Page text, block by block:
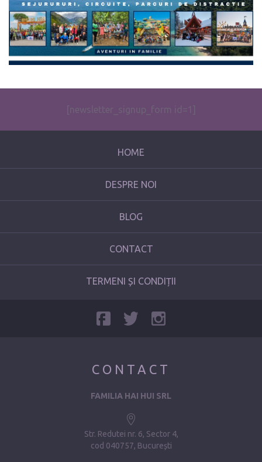
[newsletter_signup_form id=1]
HOME
DESPRE NOI
BLOG
CONTACT
TERMENI ȘI CONDIȚII
CONTACT
FAMILIA HAI HUI SRL
Str. Redutei nr. 6, Sector 4
cod 040757, București